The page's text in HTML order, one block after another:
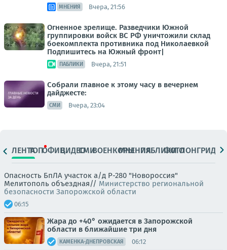
МНЕНИЯ Вчера, 21:56
Огненное зрелище. Разведчики Южной
группировки войск ВС РФ уничтожили склад
боекомплекта противника под Николаевкой
Подпишитесь на Южный фронт|
ПАБЛИКИ Вчера, 21:51
Собрали главное к этому часу в вечернем
дайджесте:
СМИ Вчера, 23:04
ЛЕНТАТОПОФИЦ.ВИДЕОСМИВОЕНКОРЫМНЕНИЯПАБЛИКИ
ФОТОЛОНГРИДЫ
Опасность БпЛА участок а/д Р-280 "Новороссия"
Мелитополь объездная// Министерство региональной
безопасности Запорожской области
06:15
Жара до +40° ожидается в Запорожской
области в ближайшие три дня
КАМЕНКА-ДНЕПРОВСКАЯ 06:12